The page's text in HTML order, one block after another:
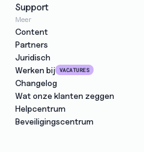
Support
Meer
Content
Partners
Juridisch
Werken bij
VACATURES
Changelog
Wat onze klanten zeggen
Helpcentrum
Beveiligingscentrum